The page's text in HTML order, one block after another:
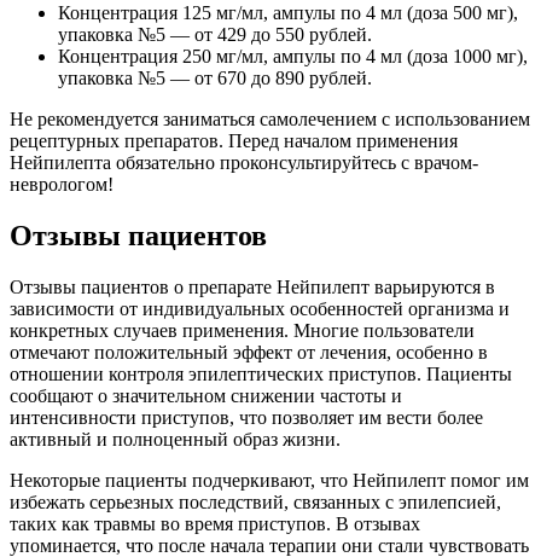
Концентрация 125 мг/мл, ампулы по 4 мл (доза 500 мг),
упаковка №5 — от 429 до 550 рублей.
Концентрация 250 мг/мл, ампулы по 4 мл (доза 1000 мг),
упаковка №5 — от 670 до 890 рублей.
Не рекомендуется заниматься самолечением с использованием
рецептурных препаратов. Перед началом применения
Нейпилепта обязательно проконсультируйтесь с врачом-
неврологом!
Отзывы пациентов
Отзывы пациентов о препарате Нейпилепт варьируются в
зависимости от индивидуальных особенностей организма и
конкретных случаев применения. Многие пользователи
отмечают положительный эффект от лечения, особенно в
отношении контроля эпилептических приступов. Пациенты
сообщают о значительном снижении частоты и
интенсивности приступов, что позволяет им вести более
активный и полноценный образ жизни.
Некоторые пациенты подчеркивают, что Нейпилепт помог им
избежать серьезных последствий, связанных с эпилепсией,
таких как травмы во время приступов. В отзывах
упоминается, что после начала терапии они стали чувствовать